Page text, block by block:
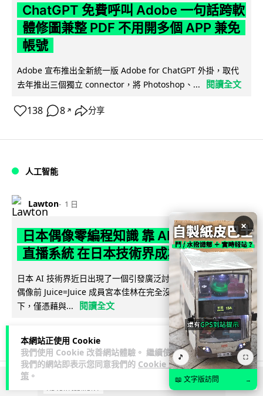
本網站正使用 Cookie
我們使用 Cookie 改善網站體驗。 繼續使用
我們的網站即表示您同意我們的 Cookie 政
策 。
ChatGPT 免費呼叫 Adobe 一句話跨軟
體修圖兼整 PDF 不用開多個 APP 兼免
帳號
Adobe 宣布推出全新統一版 Adobe for ChatGPT 外掛，取代
去年推出三個獨立 connector，將 Photoshop、...
閱讀全文
138 8 ↗ 分享
人工智能
Lawton 1 日
日本偶像零編程知識 靠 AI 搞了一整個
直播系統 在日本技術界成為話題
日本 AI 技術界近日出現了一個引發廣泛討論的熱門話題：日本
偶像前 Juice=Juice 成員宮本佳林在完全沒有編程經驗的情況
下，僅憑藉與...
閱讀全文
ADVERTISEMENT
×
🎵 ⛶
📖 文字版訪問 →